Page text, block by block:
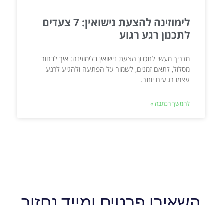
לימוזינה להצעת נישואין: 7 צעדים
לתכנון רגע רגוע
מדריך מעשי לתכנון הצעת נישואין בלימוזינה: איך לבחור
מסלול, לתאם זמנים, לשמור על הפתעה ולהגיע לרגע
עצמו רגועים יותר.
להמשך הכתבה »